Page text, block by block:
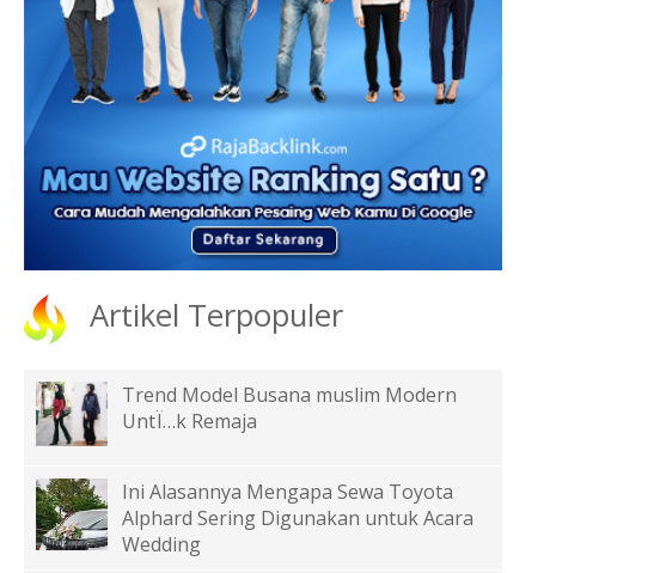
Artikel Terpopuler
Trend Model Busana muslim Modern
UntÏ…k Remaja
Ini Alasannya Mengapa Sewa Toyota
Alphard Sering Digunakan untuk Acara
Wedding